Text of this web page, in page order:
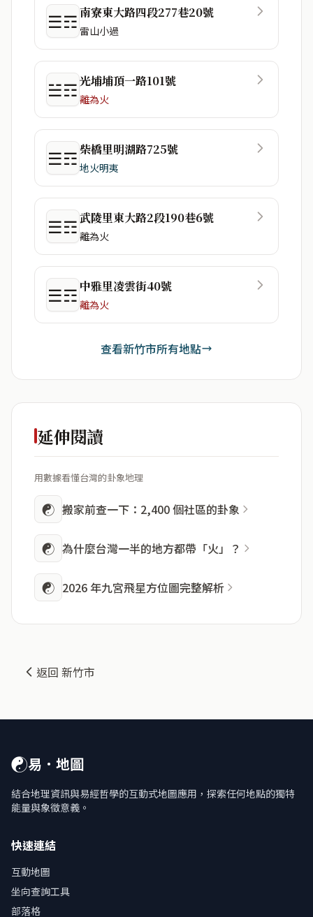
☰☶南寮東大路四段277巷20號
雷山小過
☱☶光埔埔頂一路101號
離為火
☰☶柴橋里明湖路725號
地火明夷
☰☶武陵里東大路2段190巷6號
離為火
☰☶ 中雅里凌雲街40號
離為火
查看新竹市所有地點
延伸閱讀
用數據看懂台灣的卦象地理
☯ 搬家前查一下：2,400 個社區的卦象
☯ 為什麼台灣一半的地方都帶「火」？
☯ 2026 年九宮飛星方位圖完整解析
返回 新竹市
☯易．地圖
結合地理資訊與易經哲學的互動式地圖應用，探索任何地點的獨特
能量與象徵意義。
快速連結
互動地圖
坐向查詢工具
部落格